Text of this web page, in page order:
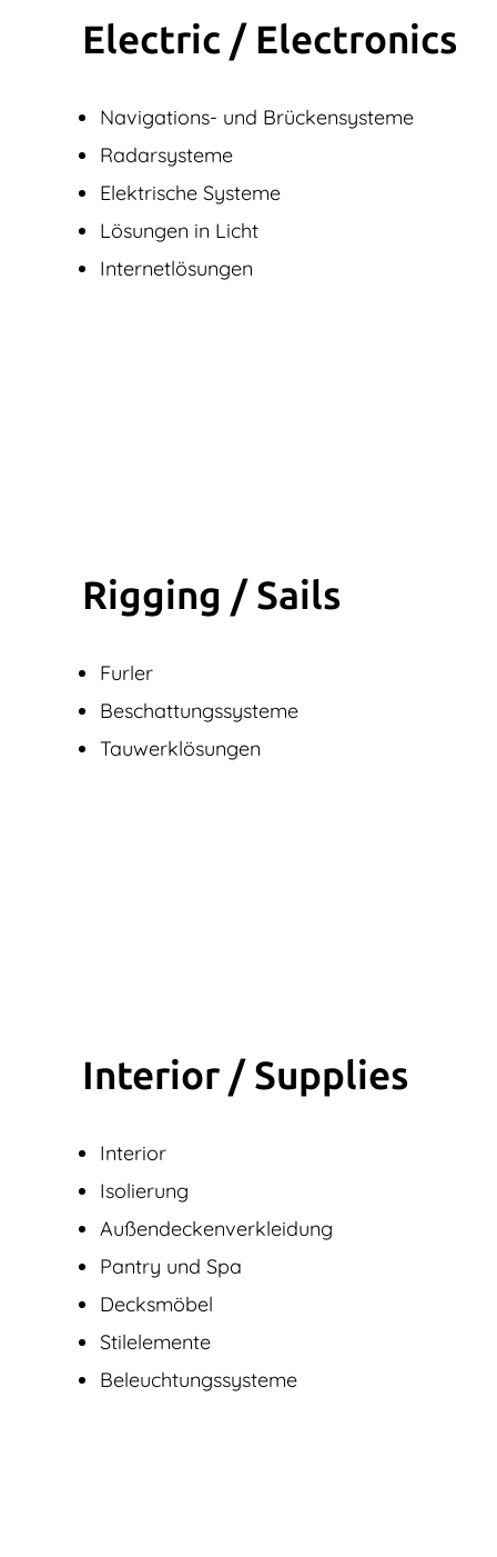
Electric / Elec­tronics
Navigations- und Brückensysteme
Radarsysteme
Elektrische Systeme
Lösungen in Licht
Internetlösungen
Rigging / Sails
Furler
Beschattungssysteme
Tauwerklösungen
Interior / Supplies
Interior
Isolierung
Außendecken­verkleidung
Pantry und Spa
Decksmöbel
Stilelemente
Beleuchtungssysteme